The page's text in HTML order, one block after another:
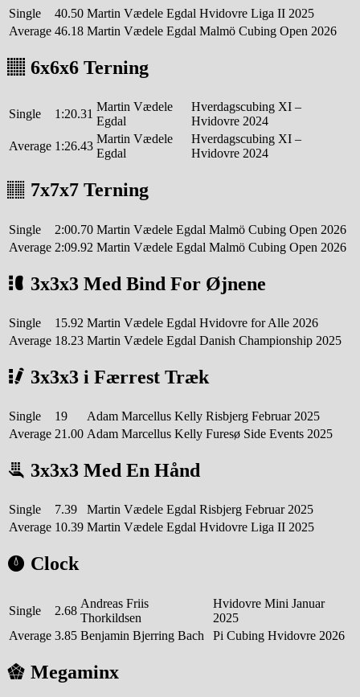
Single 40.50 Martin Vædele Egdal Hvidovre Liga II 2025
Average 46.18 Martin Vædele Egdal Malmö Cubing Open 2026
6x6x6 Terning
Single 1:20.31
Martin Vædele
Egdal
Hverdagscubing XI –
Hvidovre 2024
Average 1:26.43
Martin Vædele
Egdal
Hverdagscubing XI –
Hvidovre 2024
7x7x7 Terning
Single 2:00.70 Martin Vædele Egdal Malmö Cubing Open 2026
Average 2:09.92 Martin Vædele Egdal Malmö Cubing Open 2026
3x3x3 Med Bind For Øjnene
Single 15.92 Martin Vædele Egdal Hvidovre for Alle 2026
Average 18.23 Martin Vædele Egdal Danish Championship 2025
3x3x3 i Færrest Træk
Single 19 Adam Marcellus Kelly Risbjerg Februar 2025
Average 21.00 Adam Marcellus Kelly Furesø Side Events 2025
3x3x3 Med En Hånd
Single 7.39 Martin Vædele Egdal Risbjerg Februar 2025
Average 10.39 Martin Vædele Egdal Hvidovre Liga II 2025
Clock
Single 2.68
Andreas Friis
Thorkildsen
Hvidovre Mini Januar
2025
Average 3.85 Benjamin Bjerring Bach Pi Cubing Hvidovre 2026
Megaminx